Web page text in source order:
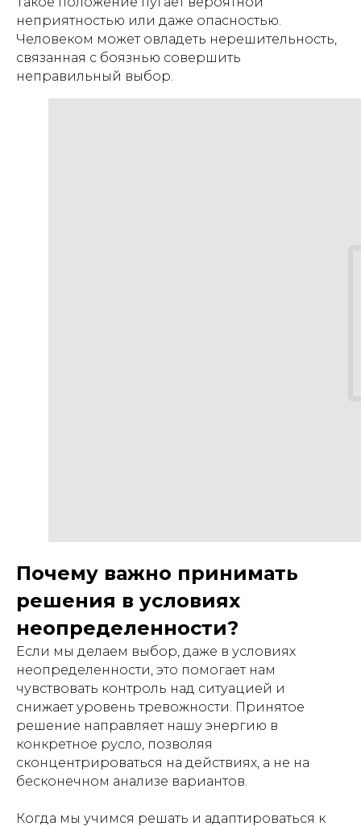
неприятностью или даже опасностью.
Человеком может овладеть нерешительность,
связанная с боязнью совершить
неправильный выбор.
Почему важно принимать
решения в условиях
неопределенности?
Если мы делаем выбор, даже в условиях
неопределенности, это помогает нам
чувствовать контроль над ситуацией и
снижает уровень тревожности. Принятое
решение направляет нашу энергию в
конкретное русло, позволяя
сконцентрироваться на действиях, а не на
бесконечном анализе вариантов.
Когда мы учимся решать и адаптироваться к